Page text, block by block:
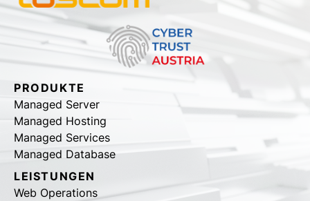
PRODUKTE
Managed Server
Managed Hosting
Managed Services
Managed Database
LEISTUNGEN
Web Operations